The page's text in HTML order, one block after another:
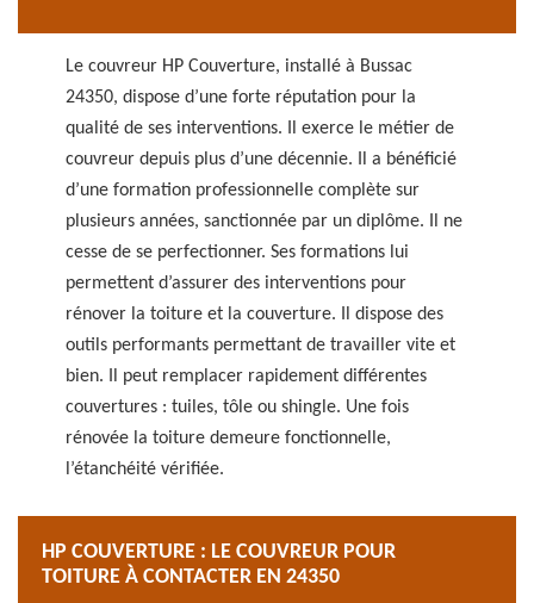
Le couvreur HP Couverture, installé à Bussac
24350, dispose d’une forte réputation pour la
qualité de ses interventions. Il exerce le métier de
couvreur depuis plus d’une décennie. Il a bénéficié
d’une formation professionnelle complète sur
plusieurs années, sanctionnée par un diplôme. Il ne
cesse de se perfectionner. Ses formations lui
permettent d’assurer des interventions pour
rénover la toiture et la couverture. Il dispose des
outils performants permettant de travailler vite et
bien. Il peut remplacer rapidement différentes
couvertures : tuiles, tôle ou shingle. Une fois
rénovée la toiture demeure fonctionnelle,
l’étanchéité vérifiée.
HP COUVERTURE : LE COUVREUR POUR
TOITURE À CONTACTER EN 24350